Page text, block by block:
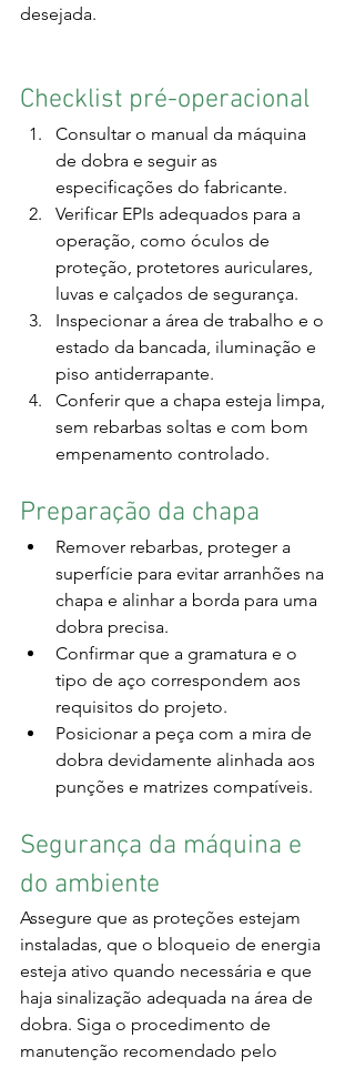
desejada.
Checklist pré-operacional
Consultar o manual da máquina
de dobra e seguir as
especificações do fabricante.
Verificar EPIs adequados para a
operação, como óculos de
proteção, protetores auriculares,
luvas e calçados de segurança.
Inspecionar a área de trabalho e o
estado da bancada, iluminação e
piso antiderrapante.
Conferir que a chapa esteja limpa,
sem rebarbas soltas e com bom
empenamento controlado.
Preparação da chapa
Remover rebarbas, proteger a
superfície para evitar arranhões na
chapa e alinhar a borda para uma
dobra precisa.
Confirmar que a gramatura e o
tipo de aço correspondem aos
requisitos do projeto.
Posicionar a peça com a mira de
dobra devidamente alinhada aos
punções e matrizes compatíveis.
Segurança da máquina e
do ambiente
Assegure que as proteções estejam
instaladas, que o bloqueio de energia
esteja ativo quando necessária e que
haja sinalização adequada na área de
dobra. Siga o procedimento de
manutenção recomendado pelo